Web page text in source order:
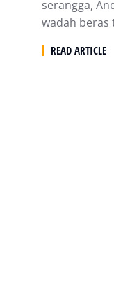
serangga,
wаdаh beras
READ ARTICLE